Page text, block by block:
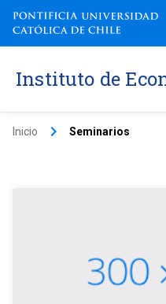
Instituto de
Inicio keyboard_arrow_right Seminarios